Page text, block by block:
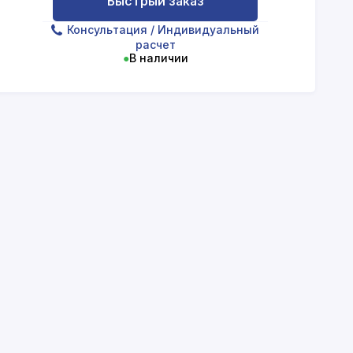
Консультация / Индивидуальный
расчет
●В наличии